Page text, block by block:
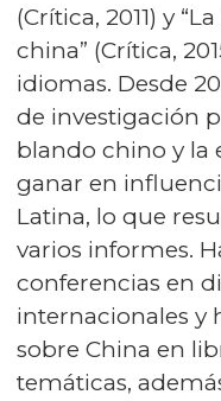
(Crítica, 2011) y
china” (Crítica,
idiomas. Desde
de investigación
blando chino y la
ganar en
Latina, lo que
varios informes.
conferencias en
internacionales y
sobre China en
temáticas,